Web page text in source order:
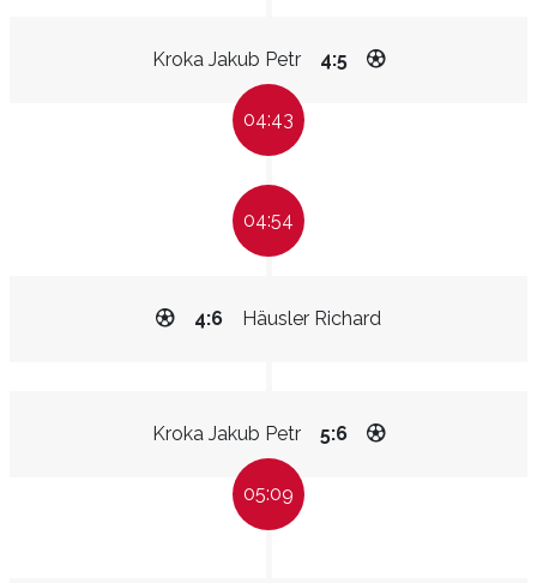
Kroka Jakub Petr 4:5
04:43
04:54
Häusler Richard
4:6
Kroka Jakub Petr 5:6
05:09